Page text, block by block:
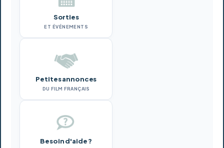
Sorties
ET ÉVÉNEMENTS
Petites annonces
DU FILM FRANÇAIS
Besoin d'aide ?